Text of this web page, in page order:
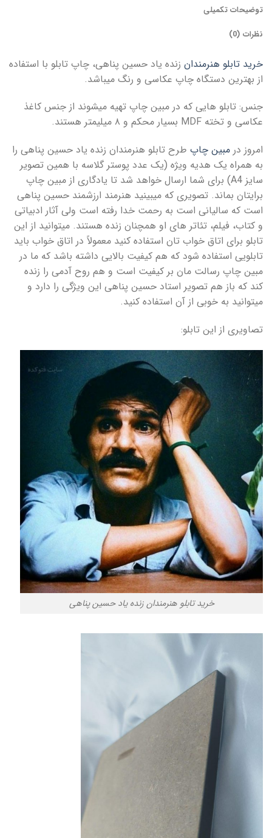
توضیحات تکمیلی
نظرات (0)
خرید تابلو هنرمندان زنده یاد حسین پناهی، چاپ تابلو با استفاده
از بهترین دستگاه چاپ عکاسی و رنگ میباشد.
جنس: تابلو هایی که در مبین چاپ تهیه میشوند از جنس کاغذ
عکاسی و تخته MDF بسیار محکم و ۸ میلیمتر هستند.
امروز در مبین چاپ طرح تابلو هنرمندان زنده یاد حسین پناهی را
به همراه یک هدیه ویژه (یک عدد پوستر گلاسه با همین تصویر
سایز A4) برای شما ارسال خواهد شد تا یادگاری از مبین چاپ
برایتان بماند. تصویری که میبینید هنرمند ارزشمند حسین پناهی
است که سالیانی است به رحمت خدا رفته است ولی آثار ادبیاتی
و کتاب، فیلم، تئاتر های او همچنان زنده هستند. میتوانید از این
تابلو برای اتاق خواب تان استفاده کنید معمولاً در اتاق خواب باید
تابلویی استفاده شود که هم کیفیت بالایی داشته باشد که ما در
مبین چاپ رسالت مان بر کیفیت است و هم روح آدمی را زنده
کند که باز هم تصویر استاد حسین پناهی این ویژگی را دارد و
میتوانید به خوبی از آن استفاده کنید.
تصاویری از این تابلو:
خرید تابلو هنرمندان زنده یاد حسین پناهی